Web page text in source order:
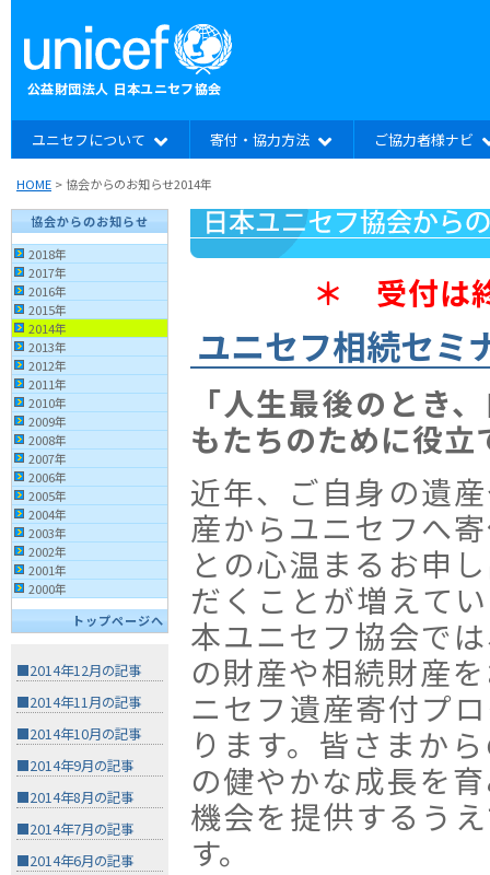
ユニセフについて 寄付・協力方法 ご協力者様ナビ
HOME > 協会からのお知らせ2014年
協会からのお知らせ
2018年
2017年
2016年
2015年
2014年
2013年
2012年
2011年
2010年
2009年
2008年
2007年
2006年
2005年
2004年
2003年
2002年
2001年
2000年
トップページへ
■2014年12月の記事
■2014年11月の記事
■2014年10月の記事
■2014年9月の記事
■2014年8月の記事
■2014年7月の記事
■2014年6月の記事
＊ 受付は
ユニセフ相続セミ
「人生最後のとき
もたちのために役立
近年、ご自身の遺
産からユニセフへ
との心温まるお申
だくことが増えて
本ユニセフ協会で
の財産や相続財産
ニセフ遺産寄付プ
ります。皆さまか
の健やかな成長を
機会を提供するう
す。